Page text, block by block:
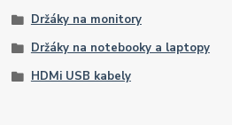
Držáky na monitory
Držáky na notebooky a laptopy
HDMi USB kabely